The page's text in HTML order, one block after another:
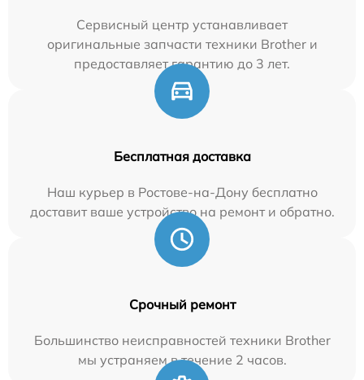
Сервисный центр устанавливает
оригинальные запчасти техники Brother и
предоставляет гарантию до 3 лет.
Бесплатная доставка
Наш курьер в Ростове-на-Дону бесплатно
доставит ваше устройство на ремонт и обратно.
Срочный ремонт
Большинство неисправностей техники Brother
мы устраняем в течение 2 часов.